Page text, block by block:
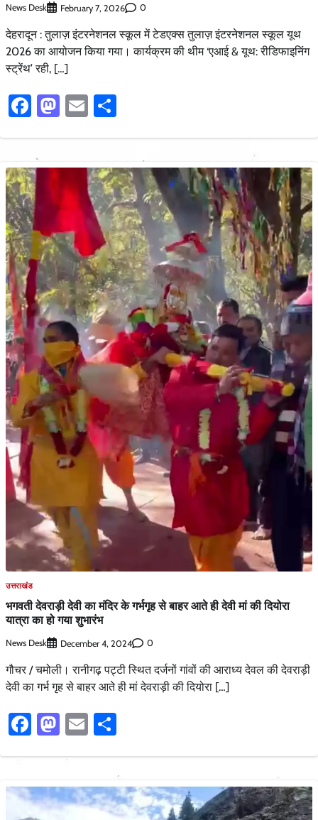
News Desk February 7, 2026 0
देहरादून : तुलाज़ इंटरनेशनल स्कूल में टेडएक्स तुलाज़ इंटरनेशनल स्कूल यूथ
2026 का आयोजन किया गया। कार्यक्रम की थीम ‘एआई & यूथ: रीडिफाइनिंग
स्ट्रेंथ’ रही, […]
Facebook
Mastodon
Email
उत्तराखंड
भगवती देवराड़ी देवी का मंदिर के गर्भगृह से बाहर आते ही देवी मां की दियोरा
यात्रा का हो गया शुभारंभ
News Desk December 4, 2024 0
गौचर / चमोली। रानीगढ़ पट्टी स्थित दर्जनों गांवों की आराध्य देवल की देवराड़ी
देवी का गर्भ गृह से बाहर आते ही मां देवराड़ी की दियोरा […]
Facebook
Mastodon
Email